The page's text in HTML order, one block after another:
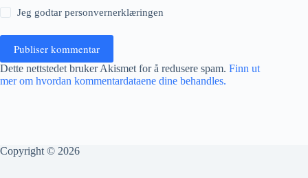
Jeg godtarpersonvernerklæringen
Publiser kommentar
Dette nettstedet bruker Akismet for å redusere spam. Finn ut
mer om hvordan kommentardataene dine behandles.
Copyright © 2026